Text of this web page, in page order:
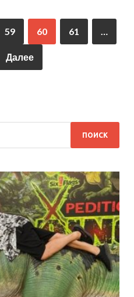
59 60 61 …
Далее